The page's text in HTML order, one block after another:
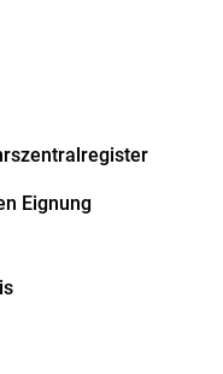
Eignung